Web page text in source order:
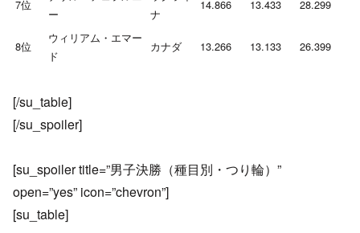
7位
ー
ナ
14.866 13.433 28.299
8位
ウィリアム・エマー
ド
カナダ 13.266 13.133 26.399
[/su_table]
[/su_spoiler]
[su_spoiler title=”男子決勝（種目別・つり輪）”
open=”yes” icon=”chevron”]
[su_table]